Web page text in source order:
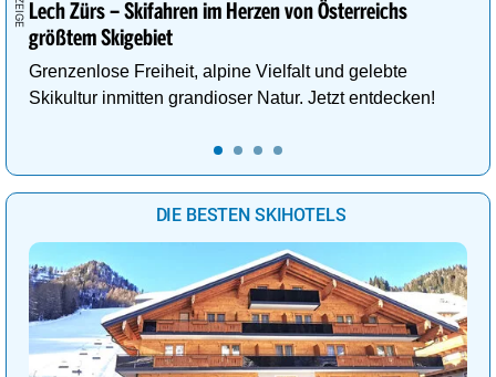
Lech Zürs – Skifahren im Herzen von Österreichs
größtem Skigebiet
Grenzenlose Freiheit, alpine Vielfalt und gelebte
Skikultur inmitten grandioser Natur. Jetzt entdecken!
DIE BESTEN SKIHOTELS